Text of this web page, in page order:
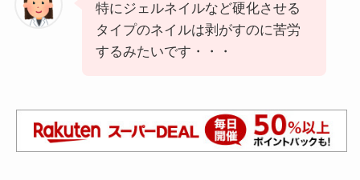
特にジェルネイルなど硬化させる
タイプのネイルは剥がすのに苦労
するみたいです・・・